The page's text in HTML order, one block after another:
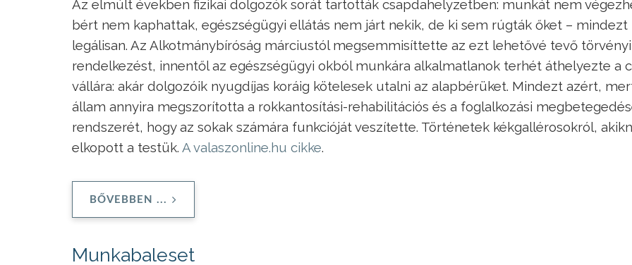
Az elmúlt években fizikai dolgozók sorát tartották csapdahelyzetben: munkát nem
bért nem kaphattak, egészségügyi ellátás nem járt nekik, de ki sem rúgták őket – mindezt
legálisan. Az Alkotmánybíróság márciustól megsemmisíttette az ezt lehetővé tevő törvényi
rendelkezést, innentől az egészségügyi okból munkára alkalmatlanok terhét áthelyezte a
vállára: akár dolgozóik nyugdíjas koráig kötelesek utalni az alapbérüket. Mindezt azért,
állam annyira megszorította a rokkantosítási-rehabilitációs és a foglalkozási
rendszerét, hogy az sokak számára funkcióját veszítette. Történetek kékgallérosokról,
elkopott a testük. A valaszonline.hu cikke.
BŐVEBBEN ...
Munkabaleset